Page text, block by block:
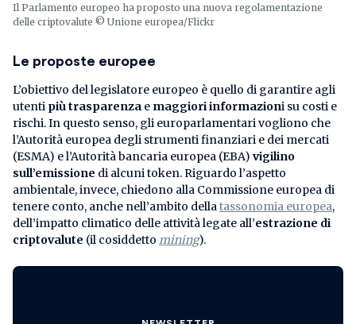
Il Parlamento europeo ha proposto una nuova regolamentazione
delle criptovalute © Unione europea/Flickr
Le proposte europee
L’obiettivo del legislatore europeo è quello di garantire agli
utenti più trasparenza e maggiori informazioni su costi e
rischi. In questo senso, gli europarlamentari vogliono che
l’Autorità europea degli strumenti finanziari e dei mercati
(ESMA) e l’Autorità bancaria europea (EBA) vigilino
sull’emissione di alcuni token. Riguardo l’aspetto
ambientale, invece, chiedono alla Commissione europea di
tenere conto, anche nell’ambito dellatassonomia europea,
dell’impatto climatico delle attività legate all’estrazione di
criptovalute (il cosiddetto mining).